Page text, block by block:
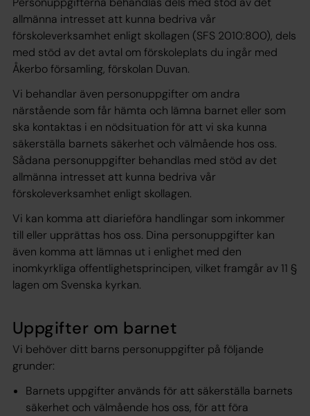
allmänna intresset att kunna bedriva vår
förskoleverksamhet enligt skollagen (SFS 2010:800), dels
med stöd av det avtal om förskoleplats du ingår med
Åkerbo församling, förskolan Duvan.
Vi behandlar även personuppgifter om andra
närstående som får hämta och lämna barnet eller som
ska kontaktas i en nödsituation för att vi ska kunna
säkerställa barnets säkerhet och välmående hos oss.
Sådana personuppgifter behandlas med stöd av det
allmänna intresset att kunna bedriva vår
förskoleverksamhet enligt skollagen.
Vi kan komma att diarieföra handlingar som inkommer
till eller upprättas hos oss. Dina personuppgifter kan
även komma att lämnas ut i enlighet med den
inomkyrkliga offentlighetsprincipen, vilket framgår av 11 §
lagen om Svenska kyrkan.
Uppgifter om barnet
Vi behöver ditt barns personuppgifter på följande
grunder:
Barnets uppgifter används för att säkerställa barnets
säkerhet och välmående hos oss, för att föra